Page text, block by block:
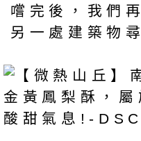
嚐完後，我們
另一處建築物